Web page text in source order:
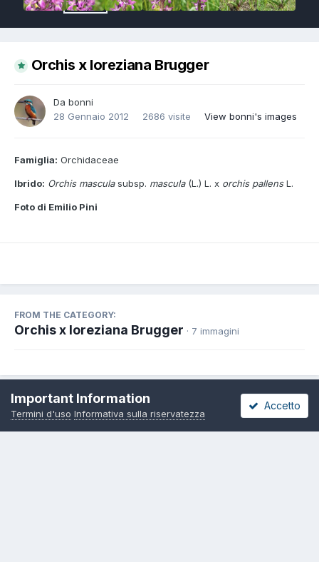
Orchis x loreziana Brugger
Da bonni
28 Gennaio 2012
2686 visite View bonni's images
Famiglia: Orchidaceae
Ibrido: Orchis masculasubsp. mascula(L.) L. x orchis pallensL.
Foto di Emilio Pini
FROM THE CATEGORY:
Orchis x loreziana Brugger · 7 immagini
Share Seguaci
Important Information
Termini d'uso Informativa sulla riservatezza
Accetto